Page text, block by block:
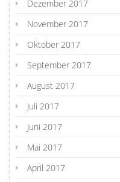
Dezember 2017
November 2017
Oktober 2017
September 2017
August 2017
Juli 2017
Juni 2017
Mai 2017
April 2017